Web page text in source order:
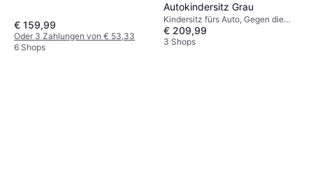
Bezug, Verstellbare Kopfstütze
€ 159,99
Oder 3 Zahlungen von € 53,33
6 Shops
Autokindersitz Grau
Kindersitz fürs Auto, Gegen die
Fahrtrichtung, In Fahrtrichtung,
Verstellbare Kopfstütze,
€ 209,99
3 Shops